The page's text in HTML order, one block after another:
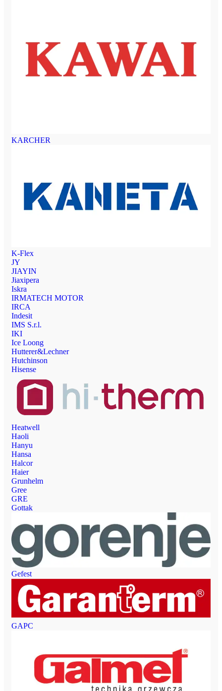
KARCHER
K-Flex
JY
JIAYIN
Jiaxipera
Iskra
IRMATECH MOTOR
IRCA
Indesit
IMS S.r.l.
IKI
Ice Loong
Hutterer&Lechner
Hutchinson
Hisense
Heatwell
Haoli
Hanyu
Hansa
Halcor
Haier
Grunhelm
Gree
GRE
Gottak
Gefest
GAPC